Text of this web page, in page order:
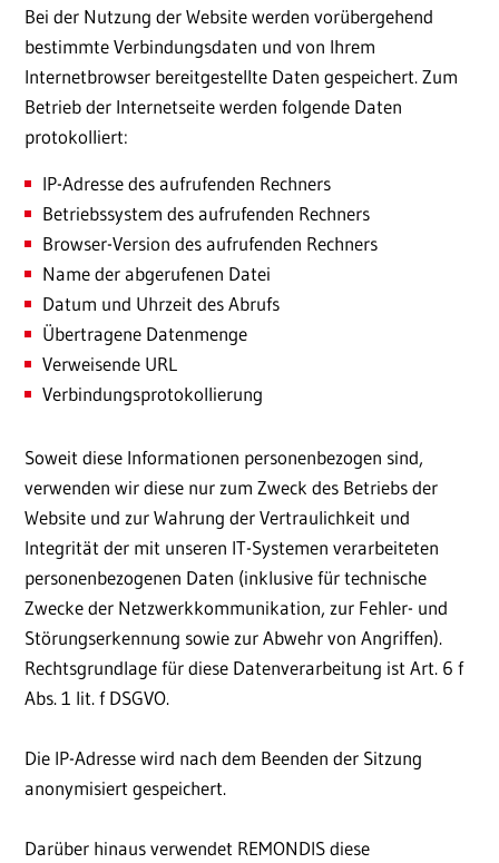
Bei der Nutzung der Website werden vorübergehend
bestimmte Verbindungsdaten und von Ihrem
Internetbrowser bereitgestellte Daten gespeichert. Zum
Betrieb der Internetseite werden folgende Daten
protokolliert:
IP-Adresse des aufrufenden Rechners
Betriebssystem des aufrufenden Rechners
Browser-Version des aufrufenden Rechners
Name der abgerufenen Datei
Datum und Uhrzeit des Abrufs
Übertragene Datenmenge
Verweisende URL
Verbindungsprotokollierung
Soweit diese Informationen personenbezogen sind,
verwenden wir diese nur zum Zweck des Betriebs der
Website und zur Wahrung der Vertraulichkeit und
Integrität der mit unseren IT-Systemen verarbeiteten
personenbezogenen Daten (inklusive für technische
Zwecke der Netzwerkkommunikation, zur Fehler- und
Störungserkennung sowie zur Abwehr von Angriffen).
Rechtsgrundlage für diese Datenverarbeitung ist Art. 6 f
Abs. 1 lit. f DSGVO.
Die IP-Adresse wird nach dem Beenden der Sitzung
anonymisiert gespeichert.
Darüber hinaus verwendet REMONDIS diese